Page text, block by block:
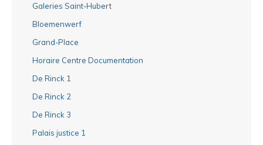
Galeries Saint-Hubert
Bloemenwerf
Grand-Place
Horaire Centre Documentation
De Rinck 1
De Rinck 2
De Rinck 3
Palais justice 1